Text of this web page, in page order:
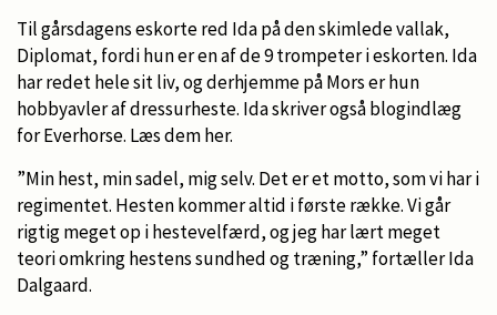
Til gårsdagens eskorte red Ida på den skimlede vallak,
Diplomat, fordi hun er en af de 9 trompeter i eskorten. Ida
har redet hele sit liv, og derhjemme på Mors er hun
hobbyavler af dressurheste. Ida skriver også blogindlæg
for Everhorse. Læs dem her.
”Min hest, min sadel, mig selv. Det er et motto, som vi har i
regimentet. Hesten kommer altid i første række. Vi går
rigtig meget op i hestevelfærd, og jeg har lært meget
teori omkring hestens sundhed og træning,” fortæller Ida
Dalgaard.